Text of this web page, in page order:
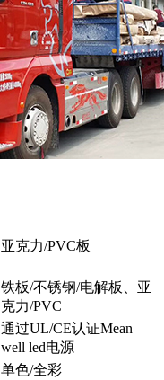
亚克力/PVC板
铁板/不锈钢/电解板、亚
克力/PVC
通过UL/CE认证Mean
well led电源
单色/全彩